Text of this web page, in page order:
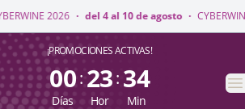
agosto · CYBERWINE 2026 · del 4 al 10 de
¡PROMOCIONES ACTIVAS!
00
Días
: 23
Hor
: 34
Min